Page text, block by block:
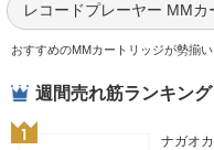
レコードプレーヤー MMカ
おすすめのMMカートリッジが勢揃
週間売れ筋ランキング
ナガオ